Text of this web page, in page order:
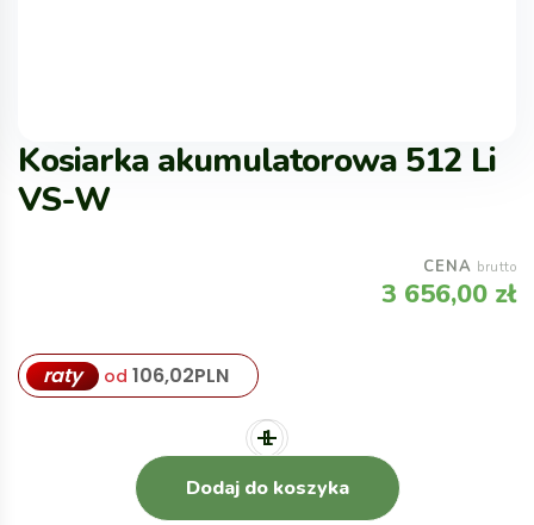
Kosiarka akumulatorowa 512 Li
VS-W
CENA brutto
3 656,00 zł
raty od 106,02PLN
Dodaj do koszyka